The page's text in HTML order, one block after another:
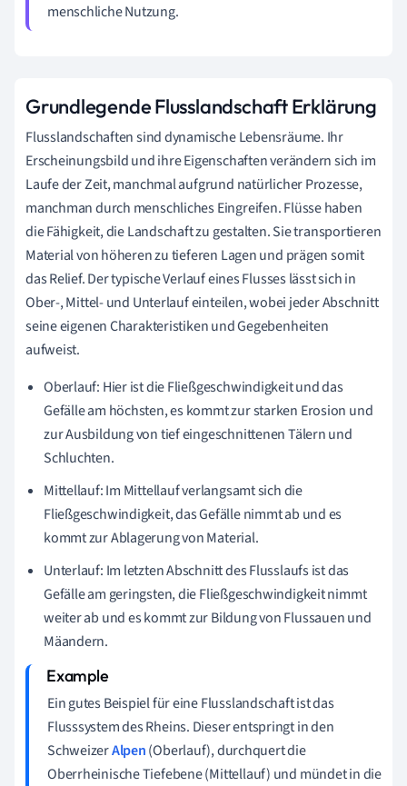
menschliche Nutzung.
Grundlegende Flusslandschaft Erklärung
Flusslandschaften sind dynamische Lebensräume. Ihr
Erscheinungsbild und ihre Eigenschaften verändern sich im
Laufe der Zeit, manchmal aufgrund natürlicher Prozesse,
manchman durch menschliches Eingreifen. Flüsse haben
die Fähigkeit, die Landschaft zu gestalten. Sie transportieren
Material von höheren zu tieferen Lagen und prägen somit
das Relief. Der typische Verlauf eines Flusses lässt sich in
Ober-, Mittel- und Unterlauf einteilen, wobei jeder Abschnitt
seine eigenen Charakteristiken und Gegebenheiten
aufweist.
Oberlauf: Hier ist die Fließgeschwindigkeit und das
Gefälle am höchsten, es kommt zur starken Erosion und
zur Ausbildung von tief eingeschnittenen Tälern und
Schluchten.
Mittellauf: Im Mittellauf verlangsamt sich die
Fließgeschwindigkeit, das Gefälle nimmt ab und es
kommt zur Ablagerung von Material.
Unterlauf: Im letzten Abschnitt des Flusslaufs ist das
Gefälle am geringsten, die Fließgeschwindigkeit nimmt
weiter ab und es kommt zur Bildung von Flussauen und
Mäandern.
Ein gutes Beispiel für eine Flusslandschaft ist das
Flusssystem des Rheins. Dieser entspringt in den
SchweizerAlpen(Oberlauf), durchquert die
Oberrheinische Tiefebene (Mittellauf) und mündet in die